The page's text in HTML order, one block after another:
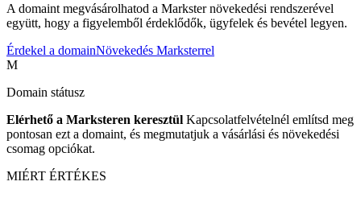
A domaint megvásárolhatod a Markster növekedési rendszerével
együtt, hogy a figyelemből érdeklődők, ügyfelek és bevétel legyen.
Érdekel a domainNövekedés Marksterrel
M
Domain státusz
Elérhető a Marksteren keresztül Kapcsolatfelvételnél említsd meg
pontosan ezt a domaint, és megmutatjuk a vásárlási és növekedési
csomag opciókat.
MIÉRT ÉRTÉKES